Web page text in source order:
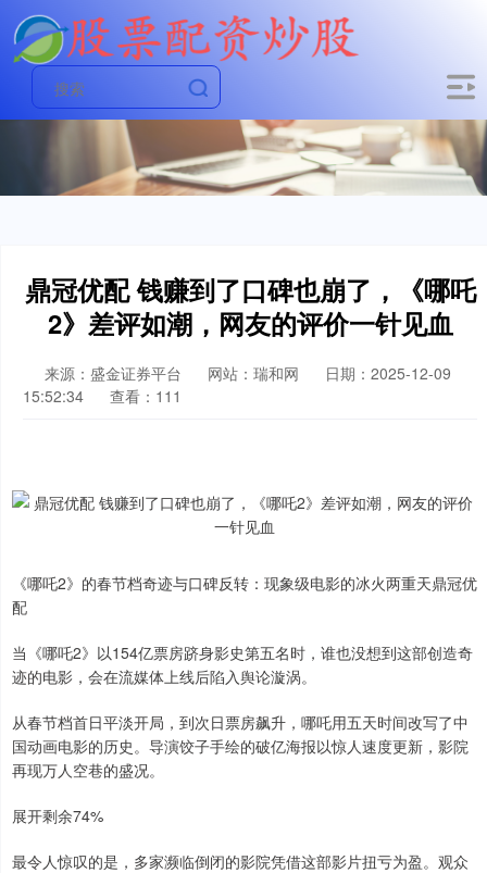
鼎冠优配 钱赚到了口碑也崩了，《哪吒
2》差评如潮，网友的评价一针见血
来源：盛金证券平台 网站：瑞和网
日期：2025-12-09
15:52:34
查看：111
《哪吒2》的春节档奇迹与口碑反转：现象级电影的冰火两重天鼎冠优
配
当《哪吒2》以154亿票房跻身影史第五名时，谁也没想到这部创造奇
迹的电影，会在流媒体上线后陷入舆论漩涡。
从春节档首日平淡开局，到次日票房飙升，哪吒用五天时间改写了中
国动画电影的历史。导演饺子手绘的破亿海报以惊人速度更新，影院
再现万人空巷的盛况。
展开剩余74%
最令人惊叹的是，多家濒临倒闭的影院凭借这部影片扭亏为盈。观众